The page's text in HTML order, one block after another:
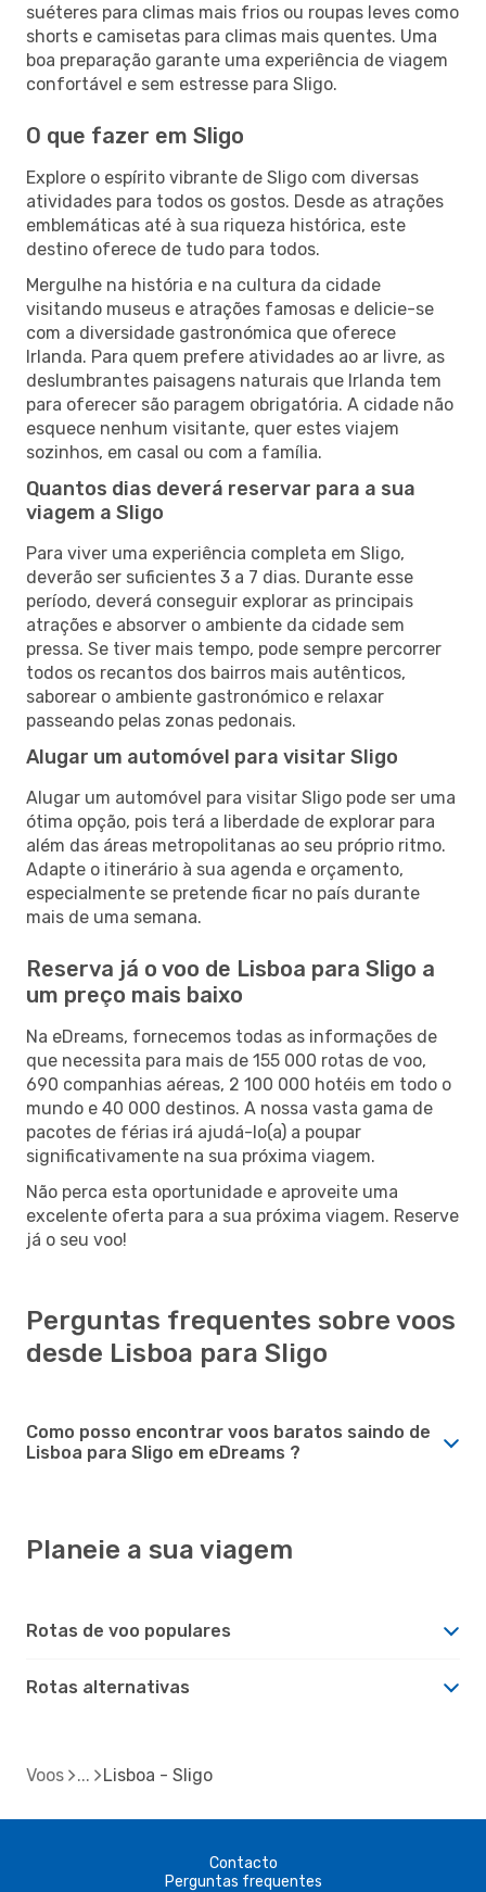
suéteres para climas mais frios ou roupas leves como
shorts e camisetas para climas mais quentes. Uma
boa preparação garante uma experiência de viagem
confortável e sem estresse para Sligo.
O que fazer em Sligo
Explore o espírito vibrante de Sligo com diversas
atividades para todos os gostos. Desde as atrações
emblemáticas até à sua riqueza histórica, este
destino oferece de tudo para todos.
Mergulhe na história e na cultura da cidade
visitando museus e atrações famosas e delicie-se
com a diversidade gastronómica que oferece
Irlanda. Para quem prefere atividades ao ar livre, as
deslumbrantes paisagens naturais que Irlanda tem
para oferecer são paragem obrigatória. A cidade não
esquece nenhum visitante, quer estes viajem
sozinhos, em casal ou com a família.
Quantos dias deverá reservar para a sua
viagem a Sligo
Para viver uma experiência completa em Sligo,
deverão ser suficientes 3 a 7 dias. Durante esse
período, deverá conseguir explorar as principais
atrações e absorver o ambiente da cidade sem
pressa. Se tiver mais tempo, pode sempre percorrer
todos os recantos dos bairros mais autênticos,
saborear o ambiente gastronómico e relaxar
passeando pelas zonas pedonais.
Alugar um automóvel para visitar Sligo
Alugar um automóvel para visitar Sligo pode ser uma
ótima opção, pois terá a liberdade de explorar para
além das áreas metropolitanas ao seu próprio ritmo.
Adapte o itinerário à sua agenda e orçamento,
especialmente se pretende ficar no país durante
mais de uma semana.
Reserva já o voo de Lisboa para Sligo a
um preço mais baixo
Na eDreams, fornecemos todas as informações de
que necessita para mais de 155 000 rotas de voo,
690 companhias aéreas, 2 100 000 hotéis em todo o
mundo e 40 000 destinos. A nossa vasta gama de
pacotes de férias irá ajudá-lo(a) a poupar
significativamente na sua próxima viagem.
Não perca esta oportunidade e aproveite uma
excelente oferta para a sua próxima viagem. Reserve
já o seu voo!
Perguntas frequentes sobre voos
desde Lisboa para Sligo
Como posso encontrar voos baratos saindo de
Lisboa para Sligo em eDreams ?
Planeie a sua viagem
Rotas de voo populares
Rotas alternativas
Voos Lisboa - Sligo
Contacto
Perguntas frequentes